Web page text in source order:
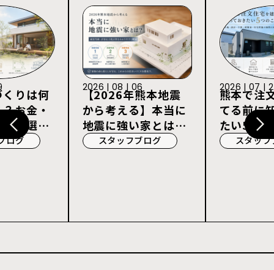
りは何
お金・
社選び
ログ
【2026年熊本地震
から考える】本当に
地震に強い家とは？
耐震等級3・許容応
スタッフブログ
2026 | 08 | 06
熊本で注
てる前に
たい5つ
スタッ
2026 | 07 |